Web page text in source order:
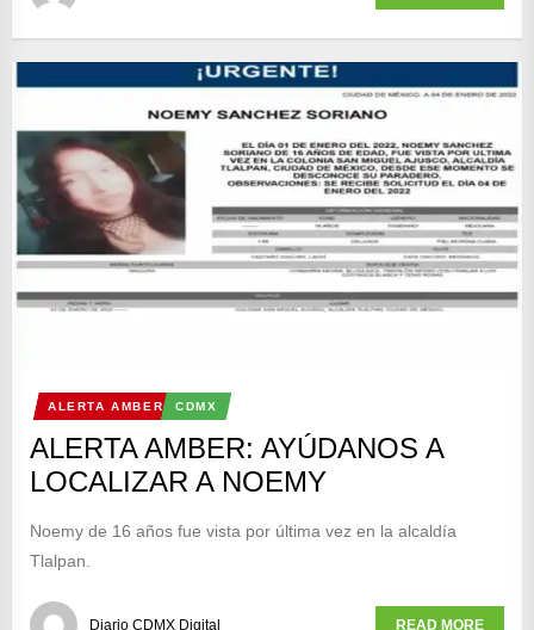
ALERTA AMBER CDMX
ALERTA AMBER: AYÚDANOS A
LOCALIZAR A NOEMY
Noemy de 16 años fue vista por última vez en la alcaldía
Tlalpan.
Diario CDMX Digital READ MORE